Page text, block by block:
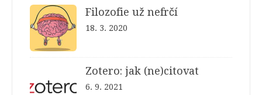
Filozofie už nefrčí
18. 3. 2020
Zotero: jak (ne)citovat
6. 9. 2021